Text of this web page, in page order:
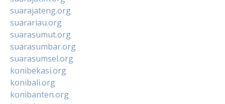
suarajateng.org
suarariau.org
suarasumut.org
suarasumbar.org
suarasumsel.org
konibekasi.org
konibali.org
konibanten.org